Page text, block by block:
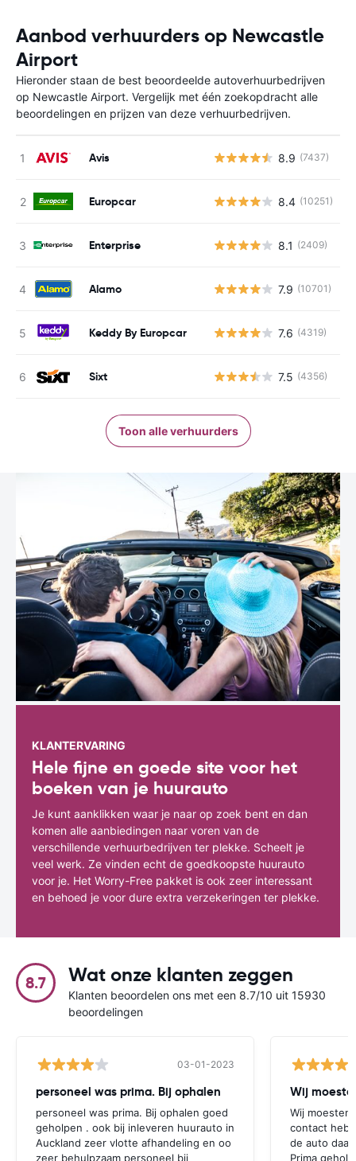
Aanbod verhuurders op Newcastle
Airport
Hieronder staan de best beoordeelde autoverhuurbedrijven
op Newcastle Airport. Vergelijk met één zoekopdracht alle
beoordelingen en prijzen van deze verhuurbedrijven.
Avis 8.9 (7437)
Europcar 8.4 (10251)
Enterprise 8.1 (2409)
Alamo 7.9 (10701)
Keddy By Europcar 7.6 (4319)
Sixt 7.5 (4356)
Toon alle verhuurders
KLANTERVARING
Hele fijne en goede site voor het
boeken van je huurauto
Je kunt aanklikken waar je naar op zoek bent en dan
komen alle aanbiedingen naar voren van de
verschillende verhuurbedrijven ter plekke. Scheelt je
veel werk. Ze vinden echt de goedkoopste huurauto
voor je. Het Worry-Free pakket is ook zeer interessant
en behoed je voor dure extra verzekeringen ter plekke.
8.7 Wat onze klanten zeggen
Klanten beoordelen ons met een 8.7/10 uit 15930
beoordelingen
03-01-2023
personeel was prima. Bij ophalen
personeel was prima. Bij ophalen goed
geholpen . ook bij inleveren huurauto in
Auckland zeer vlotte afhandeling en oo
zeer behulpzaam personeel bij
Wij
Wij moesten
contact
de auto
Prima